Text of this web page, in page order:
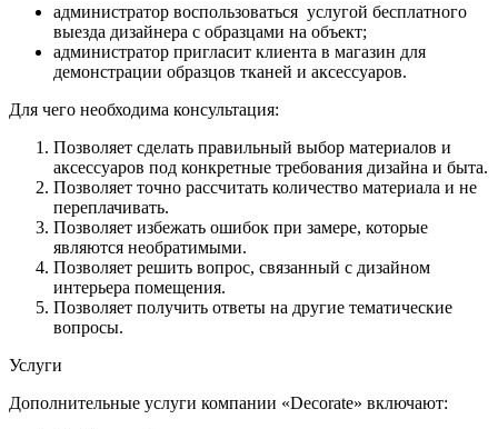
администратор воспользоваться услугой бесплатного
выезда дизайнера с образцами на объект;
администратор пригласит клиента в магазин для
демонстрации образцов тканей и аксессуаров.
Для чего необходима консультация:
Позволяет сделать правильный выбор материалов и
аксессуаров под конкретные требования дизайна и быта.
Позволяет точно рассчитать количество материала и не
переплачивать.
Позволяет избежать ошибок при замере, которые
являются необратимыми.
Позволяет решить вопрос, связанный с дизайном
интерьера помещения.
Позволяет получить ответы на другие тематические
вопросы.
Услуги
Дополнительные услуги компании «Decorate» включают: